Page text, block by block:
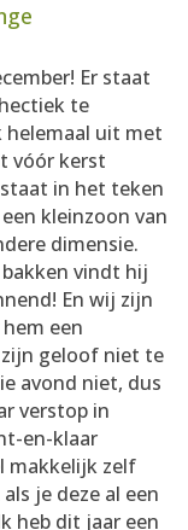
Er staat
te
uit met
vóór kerst
in het teken
kleinzoon van
dimensie.
vindt hij
En wij zijn
een
geloof niet te
avond niet, dus
verstop in
en-klaar
makkelijk zelf
je deze al een
heb dit jaar een